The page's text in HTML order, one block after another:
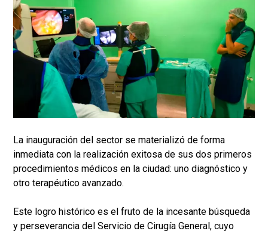
La inauguración del sector se materializó de forma
inmediata con la realización exitosa de sus dos primeros
procedimientos médicos en la ciudad: uno diagnóstico y
otro terapéutico avanzado.
Este logro histórico es el fruto de la incesante búsqueda
y perseverancia del Servicio de Cirugía General, cuyo